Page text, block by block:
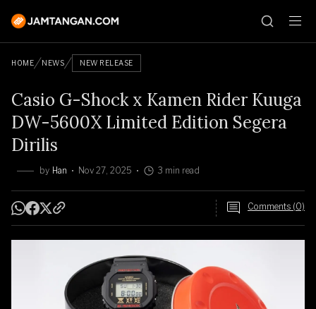
HOME NEWS NEW RELEASE
Casio G-Shock x Kamen Rider Kuuga
DW-5600X Limited Edition Segera
Dirilis
by Han Nov 27, 2025 3 min read
Comments (0)